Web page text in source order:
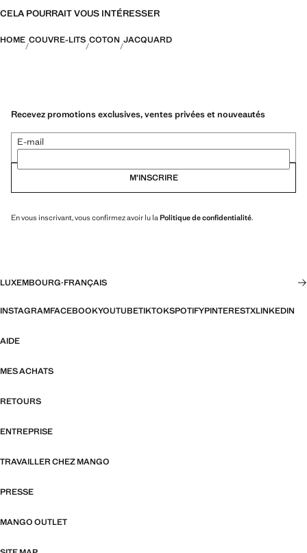
CELA POURRAIT VOUS INTÉRESSER
HOME COUVRE-LITS COTON JACQUARD
Recevez promotions exclusives, ventes privées et nouveautés
E-mail
M’INSCRIRE
En vous inscrivant, vous confirmez avoir lu la Politique de confidentialité.
LUXEMBOURG·FRANÇAIS
INSTAGRAMFACEBOOKYOUTUBETIKTOKSPOTIFYPINTERESTXLINKEDIN
AIDE
MES ACHATS
RETOURS
ENTREPRISE
TRAVAILLER CHEZ MANGO
PRESSE
MANGO OUTLET